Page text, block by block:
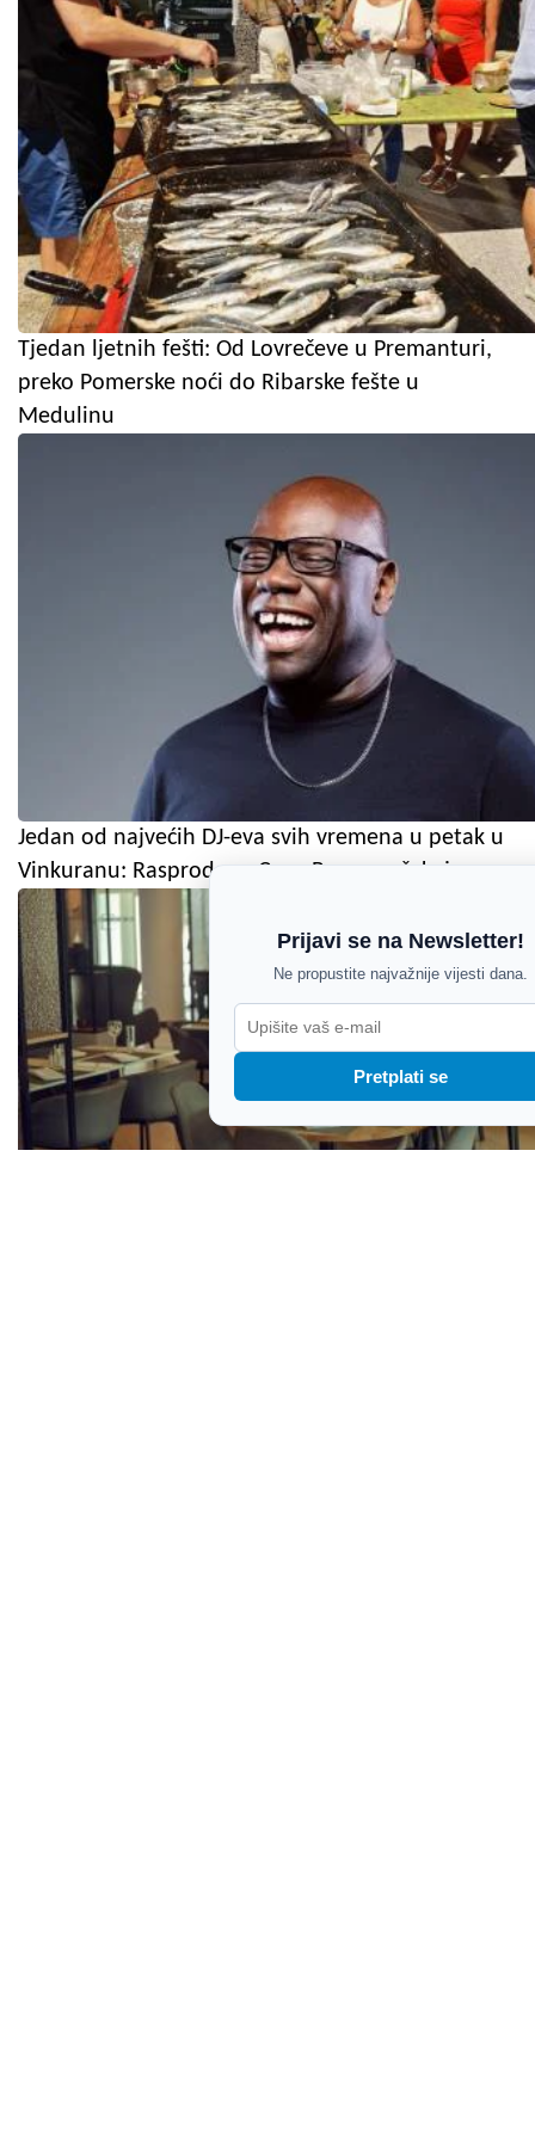
Tjedan ljetnih fešti: Od Lovrečeve u Premanturi,
preko Pomerske noći do Ribarske fešte u
Medulinu
Jedan od najvećih DJ-eva svih vremena u petak u
Vinkuranu: Rasprodane Cave Romane čekaju
Prijavi se na Newsletter!
Ne propustite najvažnije vijesti dana.
Pretplati se